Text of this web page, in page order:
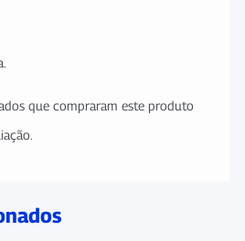
que compraram este produto